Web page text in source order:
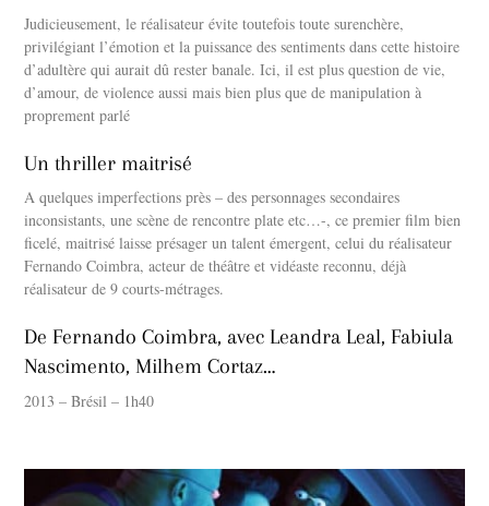
Judicieusement, le réalisateur évite toutefois toute surenchère,
privilégiant l’émotion et la puissance des sentiments dans cette histoire
d’adultère qui aurait dû rester banale. Ici, il est plus question de vie,
d’amour, de violence aussi mais bien plus que de manipulation à
proprement parlé
Un thriller maitrisé
A quelques imperfections près – des personnages secondaires
inconsistants, une scène de rencontre plate etc…-, ce premier film bien
ficelé, maitrisé laisse présager un talent émergent, celui du réalisateur
Fernando Coimbra, acteur de théâtre et vidéaste reconnu, déjà
réalisateur de 9 courts-métrages.
De Fernando Coimbra, avec Leandra Leal, Fabiula
Nascimento, Milhem Cortaz…
2013 – Brésil – 1h40